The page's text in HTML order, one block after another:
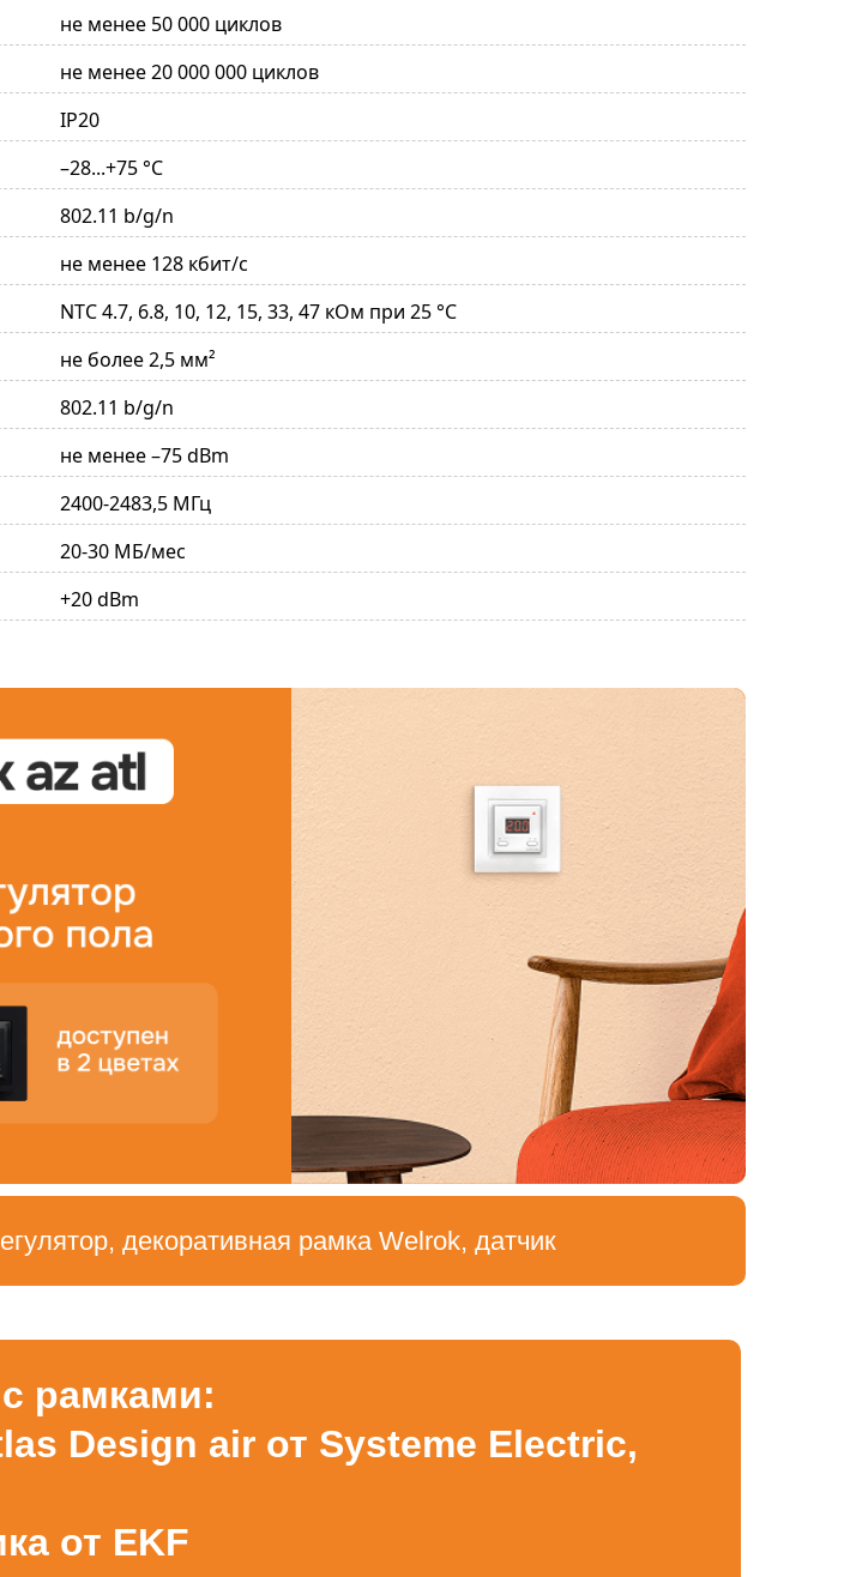
не менее 50 000 циклов
не менее 20 000 000 циклов
IP20
–28...+75 °С
802.11 b/g/n
не менее 128 кбит/с
NTC 4.7, 6.8, 10, 12, 15, 33, 47 кОм при 25 °С
не более 2,5 мм²
802.11 b/g/n
не менее –75 dBm
2400-2483,5 МГц
20-30 МБ/мес
+20 dBm
декоративная рамка Welrok, датчик
рамками:
Design air от Systeme Electric,
от EKF